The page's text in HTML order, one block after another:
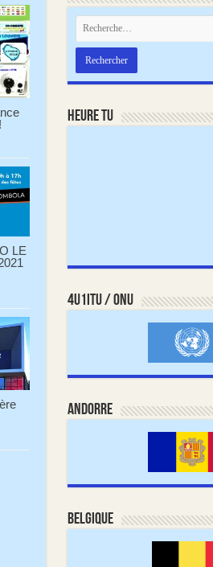
LE
Heure TU
4U1ITU / ONU
Andorre
Belgique